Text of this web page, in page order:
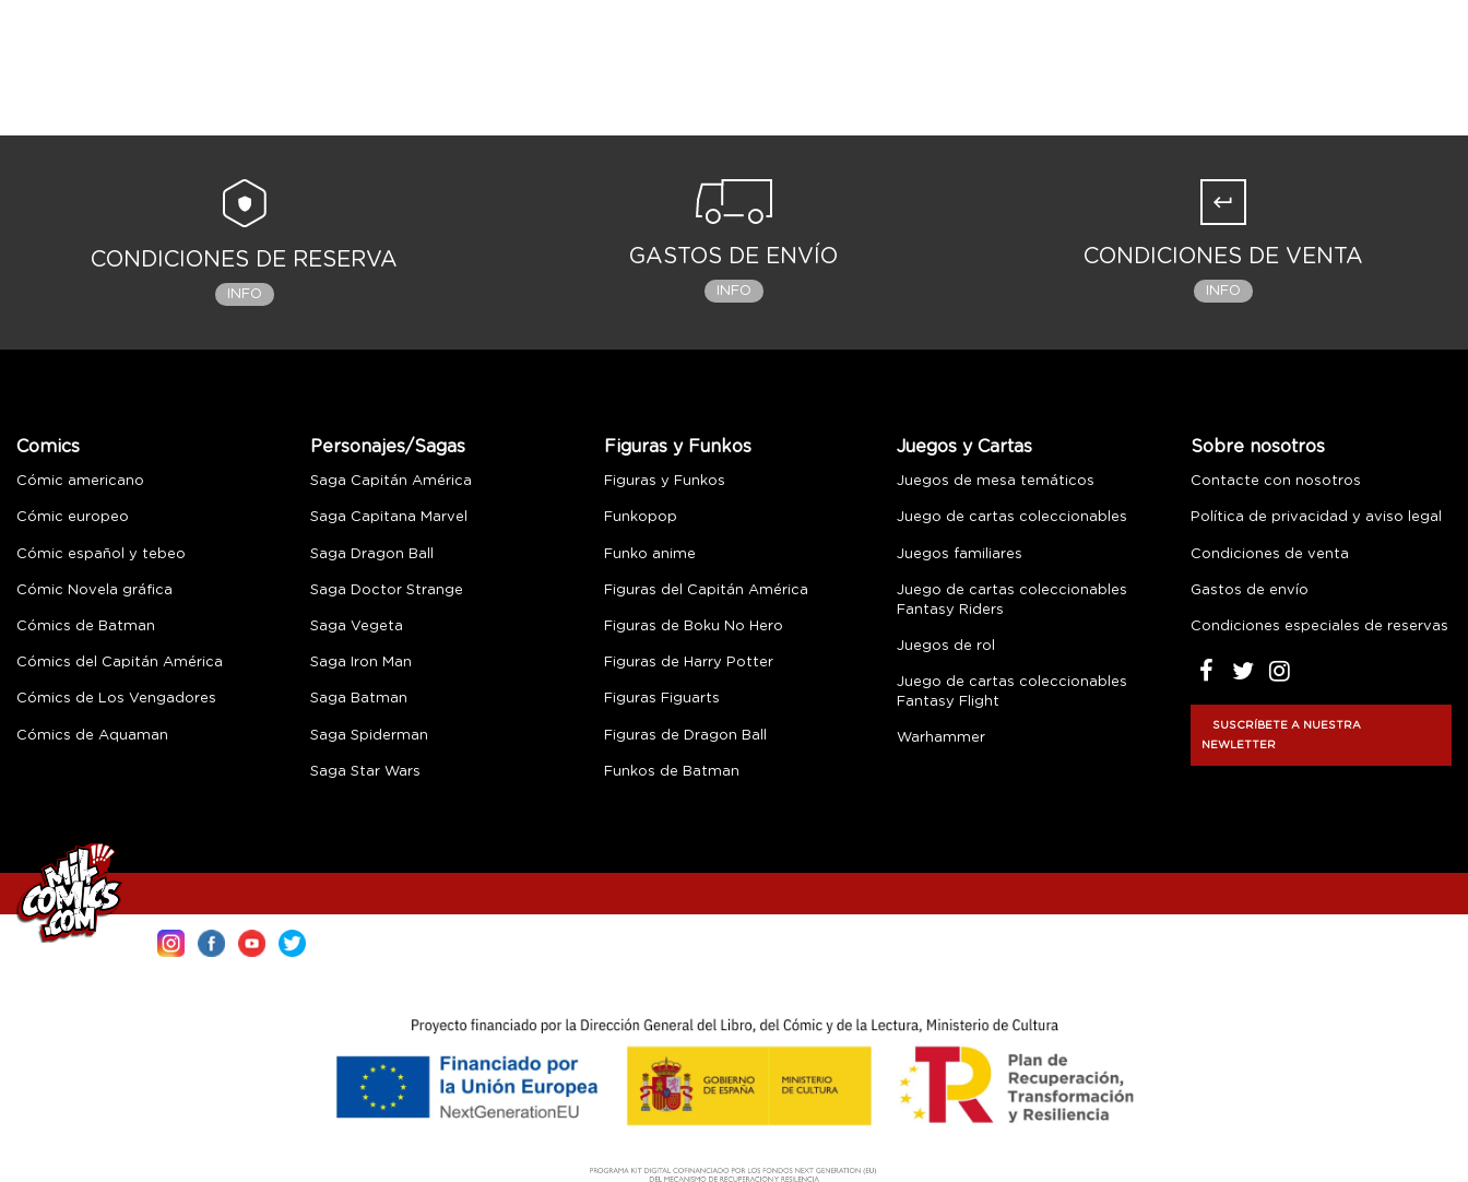
CONDICIONES DE RESERVA
INFO
GASTOS DE ENVÍO
INFO
CONDICIONES DE VENTA
INFO
Comics
Cómic americano
Cómic europeo
Cómic español y tebeo
Cómic Novela gráfica
Cómics de Batman
Cómics del Capitán América
Cómics de Los Vengadores
Cómics de Aquaman
Personajes/Sagas
Saga Capitán América
Saga Capitana Marvel
Saga Dragon Ball
Saga Doctor Strange
Saga Vegeta
Saga Iron Man
Saga Batman
Saga Spiderman
Saga Star Wars
Figuras y Funkos
Figuras y Funkos
Funkopop
Funko anime
Figuras del Capitán América
Figuras de Boku No Hero
Figuras de Harry Potter
Figuras Figuarts
Figuras de Dragon Ball
Funkos de Batman
Juegos y Cartas
Juegos de mesa temáticos
Juego de cartas coleccionables
Juegos familiares
Juego de cartas coleccionables
Fantasy Riders
Juegos de rol
Juego de cartas coleccionables
Fantasy Flight
Warhammer
Sobre nosotros
Contacte con nosotros
Política de privacidad y aviso legal
Condiciones de venta
Gastos de envío
Condiciones especiales de reservas
SUSCRÍBETE A NUESTRA
NEWLETTER